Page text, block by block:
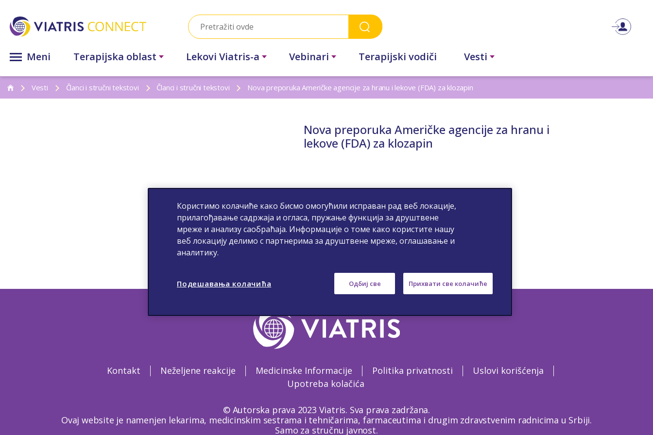
Meni Terapijska oblast Lekovi Viatris-a Vebinari Terapijski vodiči Vesti
Vesti Članci i stručni tekstovi Članci i stručni tekstovi Nova preporuka Američke agencije za hranu i lekove (FDA) za klozapin
Nova preporuka Američke agencije za hranu i
lekove (FDA) za klozapin
Kontakt Neželjene reakcije Medicinske Informacije Politika privatnosti
Uslovi korišćenja
Upotreba kolačića
© Autorska prava 2023 Viatris. Sva prava zadržana.
Ovaj website je namenjen lekarima, medicinskim sestrama i tehničarima, farmaceutima i drugim zdravstvenim radnicima u Srbiji.
Samo za stručnu javnost.
Користимо колачиће како бисмо омогућили исправан рад веб локације,
прилагођавање садржаја и огласа, пружање функција за друштвене
мреже и анализу саобраћаја. Информације о томе како користите нашу
веб локацију делимо с партнерима за друштвене мреже, оглашавање и
аналитику.
Подешавања колачића Одбиј све Прихвати све колачиће